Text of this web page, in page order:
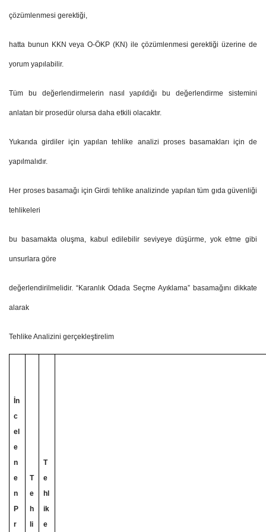
çözümlenmesi gerektiği,
hatta bunun KKN veya O-ÖKP (KN) ile çözümlenmesi gerektiği üzerine de
yorum yapılabilir.
Tüm bu değerlendirmelerin nasıl yapıldığı bu değerlendirme sistemini
anlatan bir prosedür olursa daha etkili olacaktır.
Yukarıda girdiler için yapılan tehlike analizi proses basamakları için de
yapılmalıdır.
Her proses basamağı için Girdi tehlike analizinde yapılan tüm gıda güvenliği
tehlikeleri
bu basamakta oluşma, kabul edilebilir seviyeye düşürme, yok etme gibi
unsurlara göre
değerlendirilmelidir. “Karanlık Odada Seçme Ayıklama” basamağını dikkate
alarak
Tehlike Analizini gerçekleştirelim
İn
c
el
e
n
e
n
P
r
T
e
h
li
T
e
hl
ik
e